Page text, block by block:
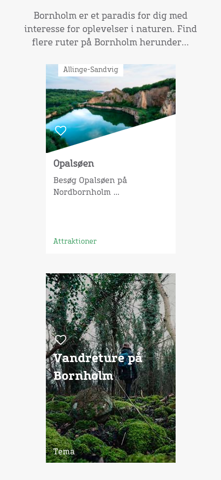
Bornholm er et paradis for dig med
interesse for oplevelser i naturen. Find
flere ruter på Bornholm herunder...
Allinge-Sandvig
Opalsøen
Besøg Opalsøen på
Nordbornholm ...
Attraktioner
Vandreture på
Bornholm
Tema